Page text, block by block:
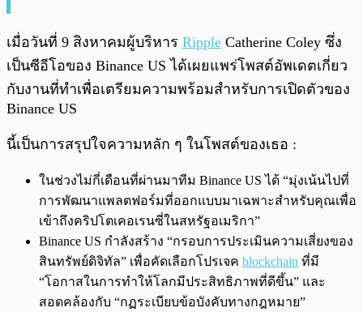
เมื่อวันที่ 9 สิงหาคมผู้บริหาร Ripple Catherine Coley ซึ่ง
เป็นซีอีโอของ Binance US ได้เผยแพร่โพสต์อัพเดตเกี่ยว
กับงานที่ทำเพื่อเตรียมความพร้อมสำหรับการเปิดตัวของ
Binance US
นี้เป็นการสรุปใจความหลัก ๆ ในโพสต์ของเธอ :
ในช่วงไม่กี่เดือนที่ผ่านมาทีม Binance US ได้ “มุ่งเน้นไปที่
การพัฒนาแพลตฟอร์มที่ออกแบบมาเฉพาะสำหรับคุณเพื่อ
เข้าถึงคริปโตเคอเรนซี่ในสหรัฐอเมริกา”
Binance US กำลังสร้าง “กรอบการประเมินความเสี่ยงของ
สินทรัพย์ดิจิทัล” เพื่อคัดเลือกโปรเจค blockchain ที่มี
“โอกาสในการทำให้โลกมีประสิทธิภาพที่ดีขึ้น” และ
สอดคล้องกับ “กฏระเบียบข้อบังคับทางกฎหมาย”